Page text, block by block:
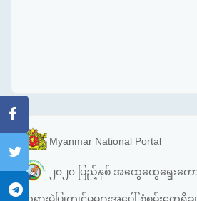
Myanmar National Portal
၂၀၂၀ ပြည့်နှစ် အထွေထွေရွေးကေ
တရားမဲ့ပြုကျင့်မှုများအပေါ် စုံစမ်းတွေ့ရှိခ